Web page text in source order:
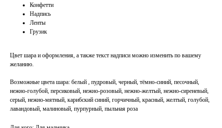
Конфетти
Надпись
Ленты
Грузик
Цвет шара и оформления, а также текст надписи можно изменить по вашему
желанию.
Возможные цвета шара: белый , пудровый, черный, тёмно-синий, песочный,
нежно-голубой, персиковый, нежно-розовый, нежно-желтый, нежно-сиреневый,
серый, нежно-мятный, карибский синий, горчичный, красный, желтый, голубой,
лавандовый, малиновый, пурпурный, пыльная роза